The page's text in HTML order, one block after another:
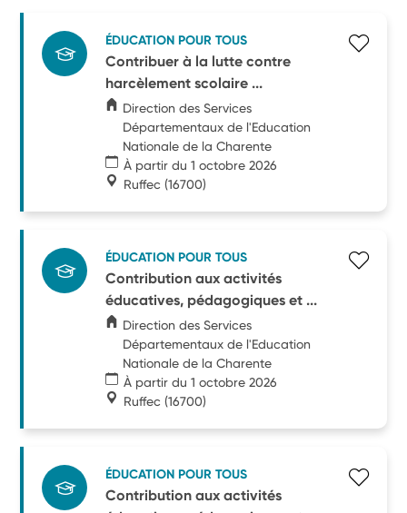
ÉDUCATION POUR TOUS
Contribuer à la lutte contre
harcèlement scolaire ...
Direction des Services
Départementaux de l'Education
Nationale de la Charente
À partir du 1 octobre 2026
Ruffec (16700)
ÉDUCATION POUR TOUS
Contribution aux activités
éducatives, pédagogiques et ...
Direction des Services
Départementaux de l'Education
Nationale de la Charente
À partir du 1 octobre 2026
Ruffec (16700)
ÉDUCATION POUR TOUS
Contribution aux activités